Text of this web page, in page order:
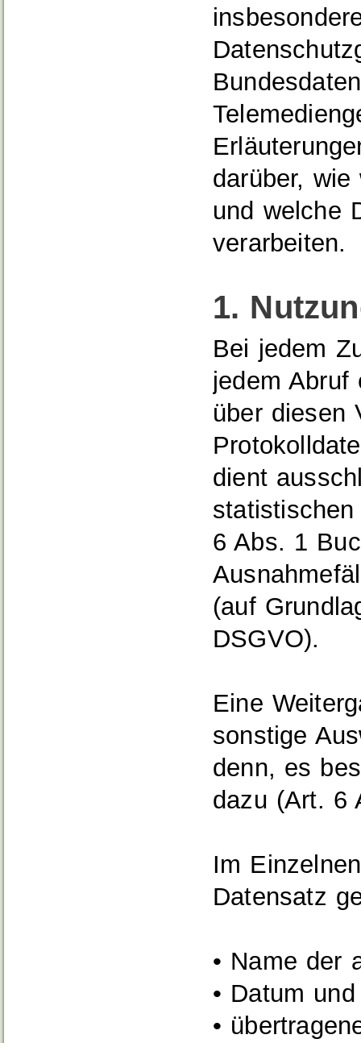
darüber,
und welche
verarbeiten.
1.
Bei jedem
jedem Abruf
über diesen
dient
6 Abs. 1
(auf
DSGVO).
Eine
sonstige
denn, es
dazu (Art. 6
Im
Datensatz
• Name der
• Datum
•